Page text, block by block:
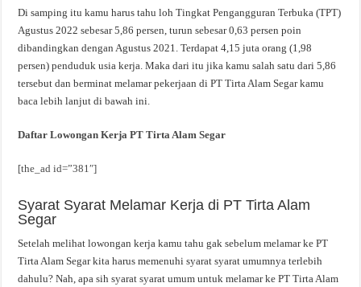
Di samping itu kamu harus tahu loh Tingkat Pengangguran Terbuka (TPT)
Agustus 2022 sebesar 5,86 persen, turun sebesar 0,63 persen poin
dibandingkan dengan Agustus 2021. Terdapat 4,15 juta orang (1,98
persen) penduduk usia kerja. Maka dari itu jika kamu salah satu dari 5,86
tersebut dan berminat melamar pekerjaan di PT Tirta Alam Segar kamu
baca lebih lanjut di bawah ini.
Daftar Lowongan Kerja PT Tirta Alam Segar
[the_ad id=”381″]
Syarat Syarat Melamar Kerja di PT Tirta Alam
Segar
Setelah melihat lowongan kerja kamu tahu gak sebelum melamar ke PT
Tirta Alam Segar kita harus memenuhi syarat syarat umumnya terlebih
dahulu? Nah, apa sih syarat syarat umum untuk melamar ke PT Tirta Alam